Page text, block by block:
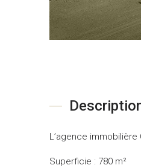
L’agence
Superficie : 780 m²